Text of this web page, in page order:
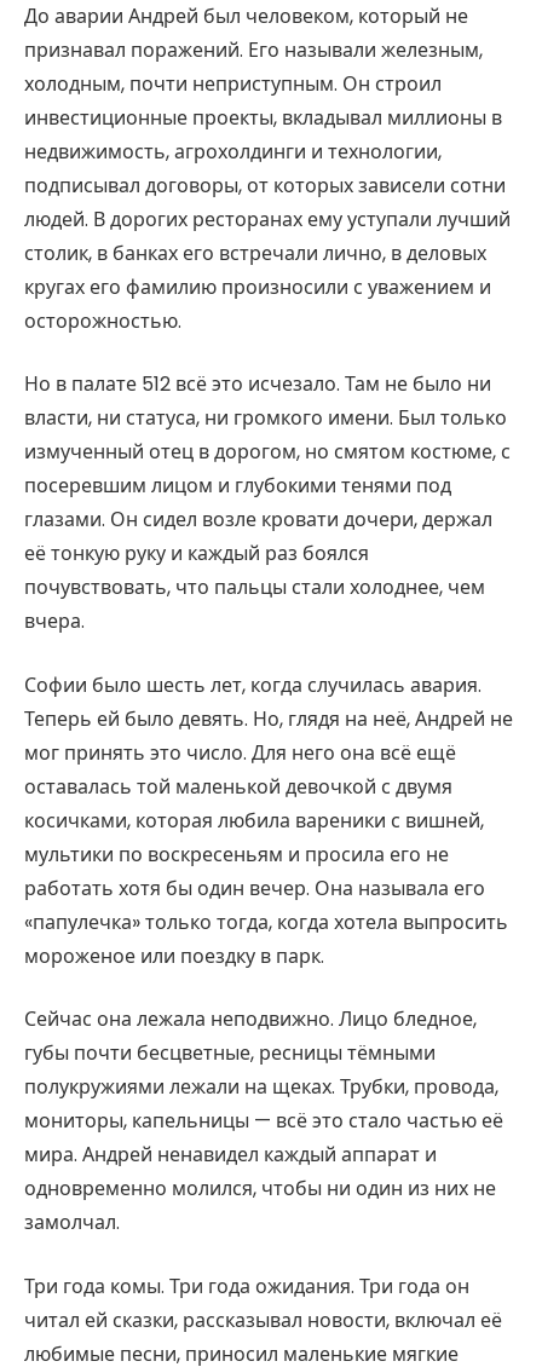
До аварии Андрей был человеком, который не
признавал поражений. Его называли железным,
холодным, почти неприступным. Он строил
инвестиционные проекты, вкладывал миллионы в
недвижимость, агрохолдинги и технологии,
подписывал договоры, от которых зависели сотни
людей. В дорогих ресторанах ему уступали лучший
столик, в банках его встречали лично, в деловых
кругах его фамилию произносили с уважением и
осторожностью.
Но в палате 512 всё это исчезало. Там не было ни
власти, ни статуса, ни громкого имени. Был только
измученный отец в дорогом, но смятом костюме, с
посеревшим лицом и глубокими тенями под
глазами. Он сидел возле кровати дочери, держал
её тонкую руку и каждый раз боялся
почувствовать, что пальцы стали холоднее, чем
вчера.
Софии было шесть лет, когда случилась авария.
Теперь ей было девять. Но, глядя на неё, Андрей не
мог принять это число. Для него она всё ещё
оставалась той маленькой девочкой с двумя
косичками, которая любила вареники с вишней,
мультики по воскресеньям и просила его не
работать хотя бы один вечер. Она называла его
«папулечка» только тогда, когда хотела выпросить
мороженое или поездку в парк.
Сейчас она лежала неподвижно. Лицо бледное,
губы почти бесцветные, ресницы тёмными
полукружиями лежали на щеках. Трубки, провода,
мониторы, капельницы — всё это стало частью её
мира. Андрей ненавидел каждый аппарат и
одновременно молился, чтобы ни один из них не
замолчал.
Три года комы. Три года ожидания. Три года он
читал ей сказки, рассказывал новости, включал её
любимые песни, приносил маленькие мягкие